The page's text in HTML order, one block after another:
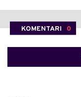
KOMENTARI 0